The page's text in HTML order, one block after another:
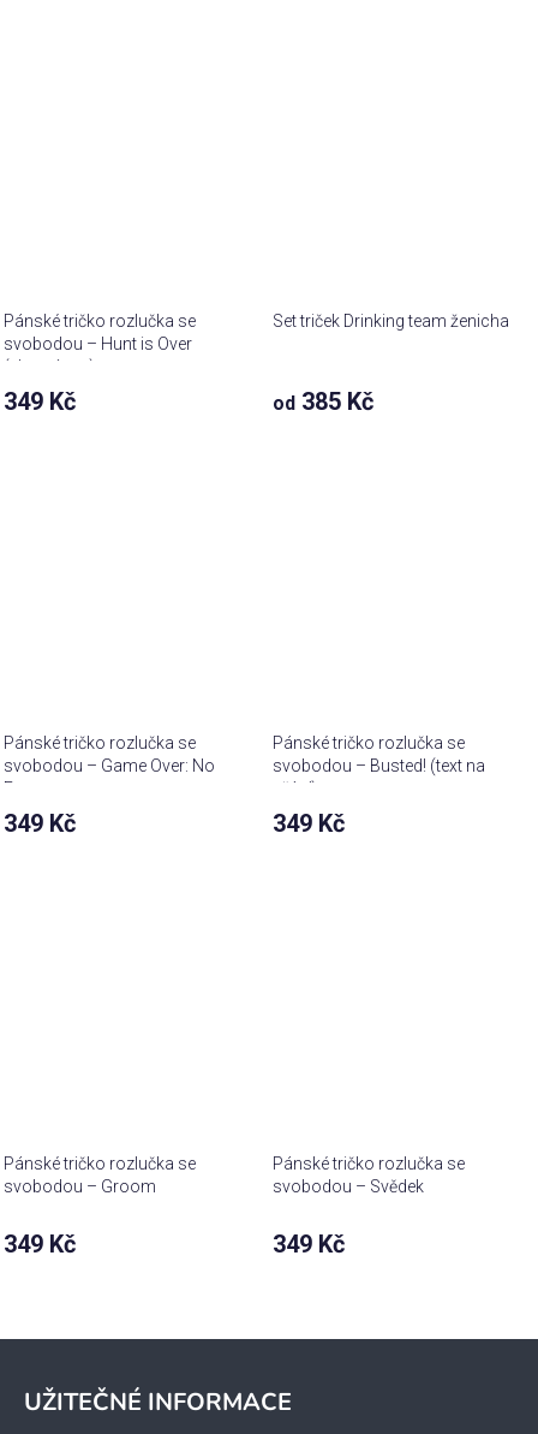
Pánské tričko rozlučka se
svobodou – Hunt is Over
(vlastní text)
349 Kč
Set triček Drinking team ženicha
od 385 Kč
Pánské tričko rozlučka se
svobodou – Game Over: No
Escape
349 Kč
Pánské tričko rozlučka se
svobodou – Busted! (text na
přání)
349 Kč
Pánské tričko rozlučka se
svobodou – Groom
349 Kč
Pánské tričko rozlučka se
svobodou – Svědek
349 Kč
UŽITEČNÉ INFORMACE